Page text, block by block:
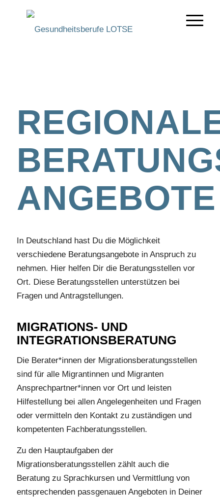
ANGEBOTE
In Deutschland hast Du die Möglichkeit
verschiedene Beratungsangebote in Anspruch zu
nehmen. Hier helfen Dir die Beratungsstellen vor
Ort. Diese Beratungsstellen unterstützen bei
Fragen und Antragstellungen.
MIGRATIONS- UND
INTEGRATIONS­­BERATUNG
Die Berater*innen der Migrationsberatungsstellen
sind für alle Migrantinnen und Migranten
Ansprechpartner*innen vor Ort und leisten
Hilfestellung bei allen Angelegenheiten und Fragen
oder vermitteln den Kontakt zu zuständigen und
kompetenten Fachberatungsstellen.
Zu den Hauptaufgaben der
Migrationsberatungsstellen zählt auch die
Beratung zu Sprachkursen und Vermittlung von
entsprechenden passgenauen Angeboten in Deiner